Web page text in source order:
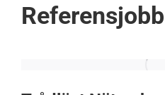
Referensjobb